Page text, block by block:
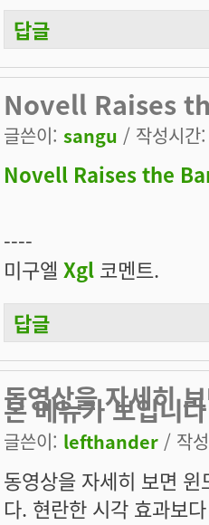
답글
Novell Raises
글쓴이: sangu / 작성시
Novell Raises the
----
미구엘 Xgl 코멘트.
답글
동영상을 자세히
본 메뉴가 보입니다
글쓴이: lefthander / 작
동영상을 자세히 보면
다. 현란한 시각 효과보